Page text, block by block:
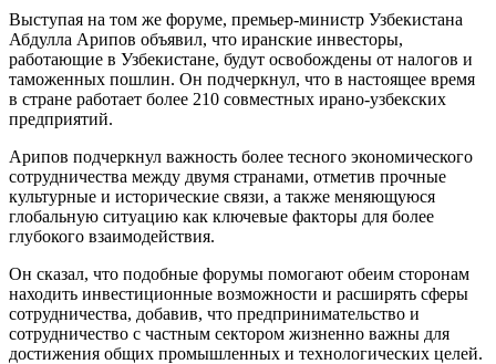
Выступая на том же форуме, премьер-министр Узбекистана
Абдулла Арипов объявил, что иранские инвесторы,
работающие в Узбекистане, будут освобождены от налогов и
таможенных пошлин. Он подчеркнул, что в настоящее время
в стране работает более 210 совместных ирано-узбекских
предприятий.
Арипов подчеркнул важность более тесного экономического
сотрудничества между двумя странами, отметив прочные
культурные и исторические связи, а также меняющуюся
глобальную ситуацию как ключевые факторы для более
глубокого взаимодействия.
Он сказал, что подобные форумы помогают обеим сторонам
находить инвестиционные возможности и расширять сферы
сотрудничества, добавив, что предпринимательство и
сотрудничество с частным сектором жизненно важны для
достижения общих промышленных и технологических целей.